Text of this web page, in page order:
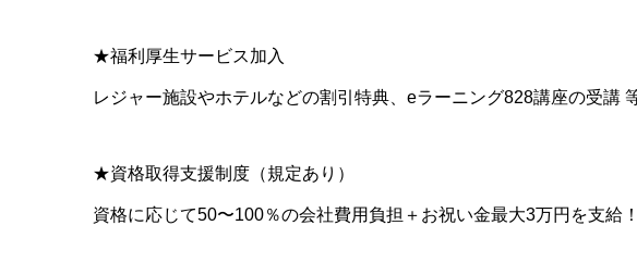
★福利厚生サービス加入
レジャー施設やホテルなどの割引特典、eラーニング828講座の受講
★資格取得支援制度（規定あり）
資格に応じて50〜100％の会社費用負担＋お祝い金最大3万円を支給